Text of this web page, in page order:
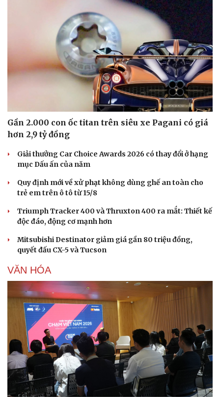
Du lịch
Podcast
Gần 2.000 con ốc titan trên siêu xe Pagani có giá
hơn 2,9 tỷ đồng
Giải thưởng Car Choice Awards 2026 có thay đổi ở hạng
mục Dấu ấn của năm
Quy định mới về xử phạt không dùng ghế an toàn cho
trẻ em trên ô tô từ 15/8
Triumph Tracker 400 và Thruxton 400 ra mắt: Thiết kế
độc đáo, động cơ mạnh hơn
Mitsubishi Destinator giảm giá gần 80 triệu đồng,
quyết đấu CX-5 và Tucson
VĂN HÓA